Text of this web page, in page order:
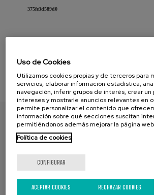
375fe3d589d0
ENCUENTRA TU PAPEL
Uso de Cookies
Utilizamos cookies propias y de terceros para
servicios, elaborar información estadística,
navegación, inferir grupos de interés, crear un
intereses y mostrarle anuncios relevantes en
permite personalizar el contenido que
información sobre qué secciones suscitan
permitiéndonos además mejorar la página
Política de cookies
CONFIGURAR
RECHAZAR COOKIES
ACEPTAR COOKIES